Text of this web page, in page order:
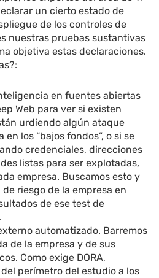
un cierto estado de
de los controles de
nuestras pruebas sustantivas
objetiva estas declaraciones.
en fuentes abiertas
Web para ver si existen
urdiendo algún ataque
los “bajos fondos”, o si se
credenciales, direcciones
listas para ser explotadas,
empresa. Buscamos esto y
riesgo de la empresa en
de ese test de
automatizado. Barremos
de la empresa y de sus
Como exige DORA,
perímetro del estudio a los